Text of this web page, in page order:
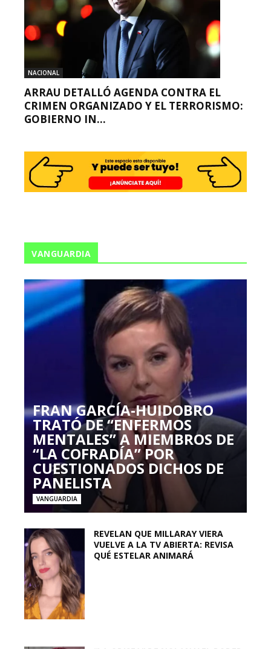
NACIONAL
ARRAU DETALLÓ AGENDA CONTRA EL
CRIMEN ORGANIZADO Y EL TERRORISMO:
GOBIERNO IN...
VANGUARDIA
FRAN GARCÍA-HUIDOBRO
TRATÓ DE “ENFERMOS
MENTALES” A MIEMBROS DE
“LA COFRADÍA” POR
CUESTIONADOS DICHOS DE
PANELISTA
VANGUARDIA
REVELAN QUE MILLARAY VIERA
VUELVE A LA TV ABIERTA: REVISA
QUÉ ESTELAR ANIMARÁ